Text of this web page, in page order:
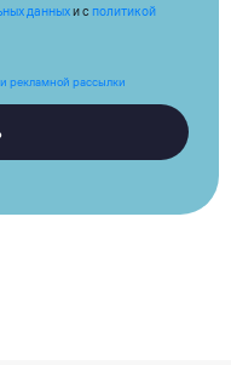
данныхи с политикой
рекламной рассылки